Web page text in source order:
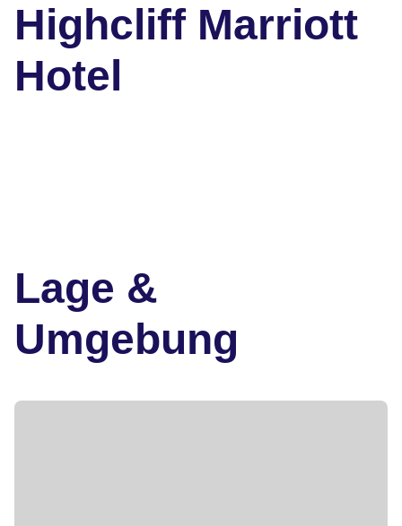
Highcliff Marriott
Hotel
Lage &
Umgebung